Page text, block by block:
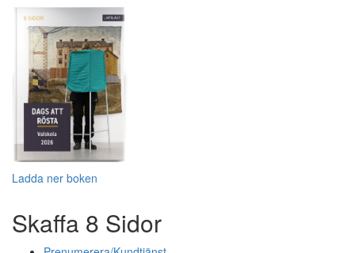
Ladda ner boken
Skaffa 8 Sidor